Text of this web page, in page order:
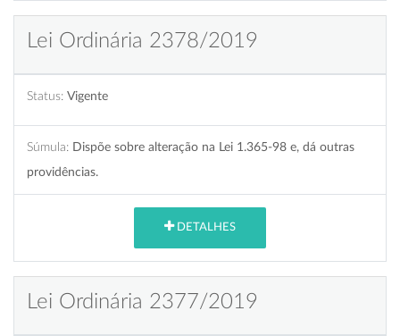
Lei Ordinária 2378/2019
Status: Vigente
Súmula: Dispõe sobre alteração na Lei 1.365-98 e, dá outras
providências.
DETALHES
Lei Ordinária 2377/2019